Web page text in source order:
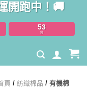
開跑中！🚚
53
秒
頁 / 紡織棉品 / 有機棉